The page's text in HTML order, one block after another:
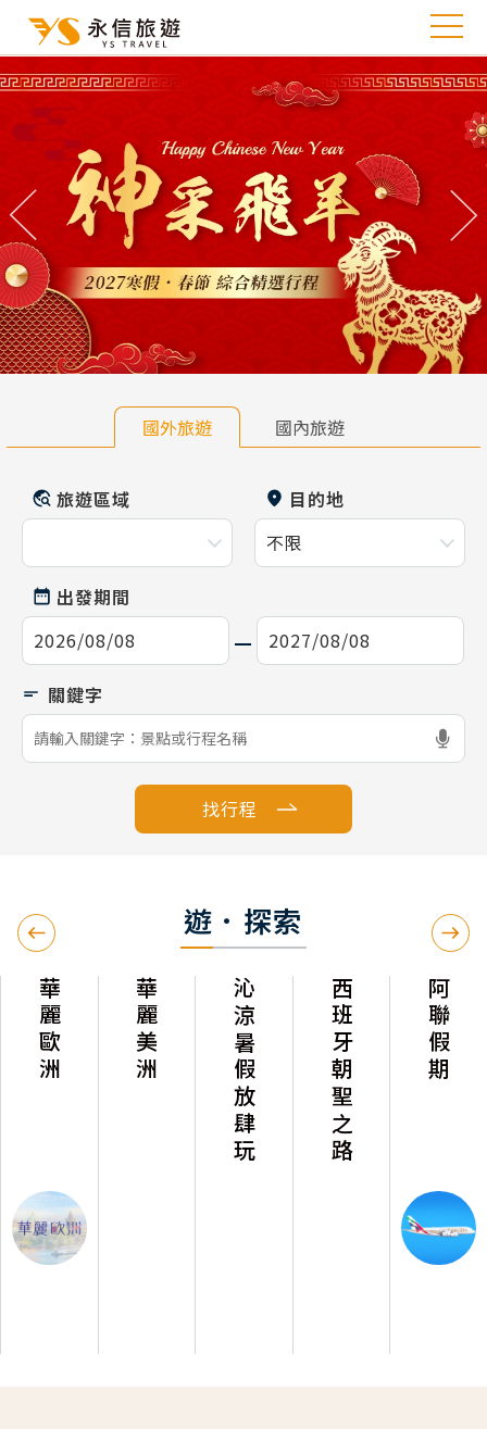
往前 往
國外旅遊 國內旅遊
旅遊區域 目的地
出發期間
找行程
遊．探索
華麗歐洲 華麗美洲 沁涼暑假放肆玩 西班牙朝聖之路 阿聯假期